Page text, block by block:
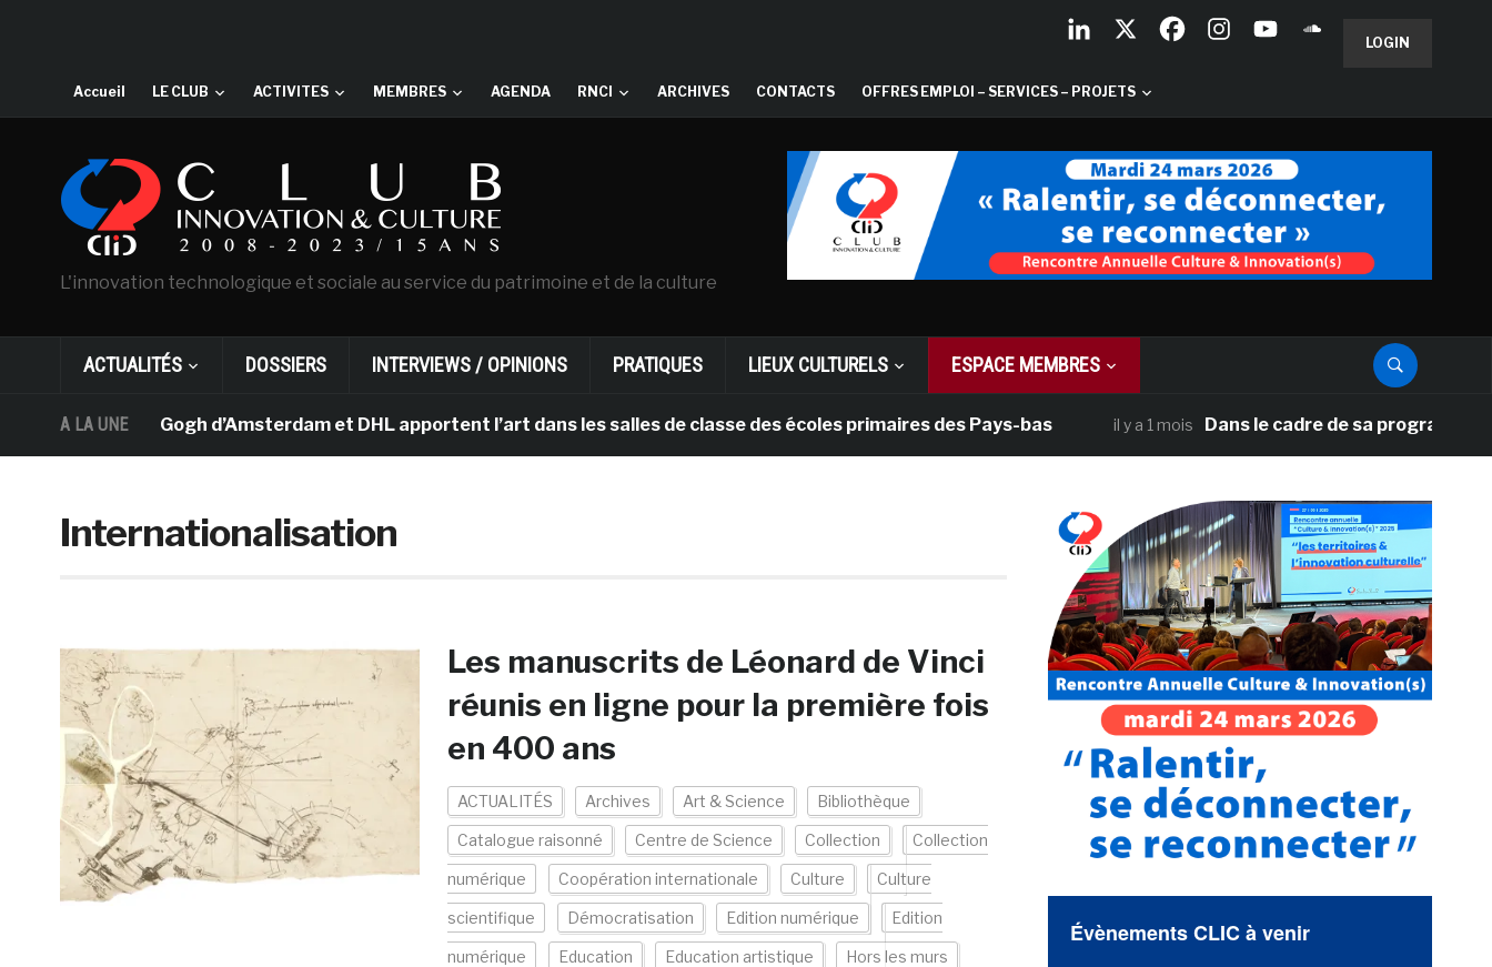
LOGIN
Accueil LE CLUB ACTIVITES MEMBRES AGENDA RNCI ARCHIVES CONTACTS OFFRES EMPLOI – SERVICES – PROJETS
L'innovation technologique et sociale au service du patrimoine et de la culture
ACTUALITÉS DOSSIERS INTERVIEWS / OPINIONS PRATIQUES LIEUX CULTURELS ESPACE MEMBRES
A LA UNE
Van Gogh d’Amsterdam et DHL apportent l’art dans les salles de classe des écoles primaires des Pays-bas il y a 1 mois Dans le cadre de sa programmation
Internationalisation
Les manuscrits de Léonard de Vinci
réunis en ligne pour la première fois
en 400 ans
ACTUALITÉS Archives Art & Science Bibliothèque
Catalogue raisonné Centre de Science Collection Collection
numérique Coopération internationale Culture Culture
scientifique Démocratisation Edition numérique Edition
numérique Education Education artistique Hors les murs
Évènements CLIC à venir